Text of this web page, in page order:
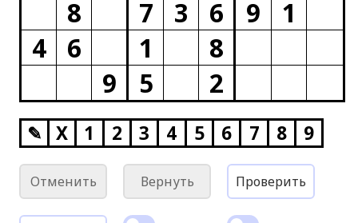
8
7 3 6 9
1
4
6 1
8
9
5 2
✎ X 1 2 3 4 5 6 7 8 9
Отменить Вернуть Проверить